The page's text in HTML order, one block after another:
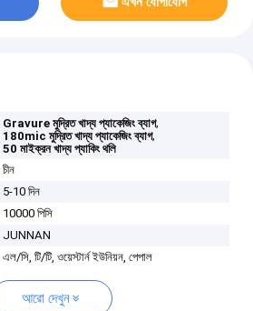
Gravure মুদ্রিত খাদ্য প্যাকেজিং ব্যাগ,
180mic মুদ্রিত খাদ্য প্যাকেজিং ব্যাগ,
50 মাইক্রন খাদ্য প্যাকিং থলি
চীন
5-10 দিন
10000 পিসি
JUNNAN
এল/সি, টি/টি, ওয়েস্টার্ন ইউনিয়ন, পেপাল
আরো দেখুন